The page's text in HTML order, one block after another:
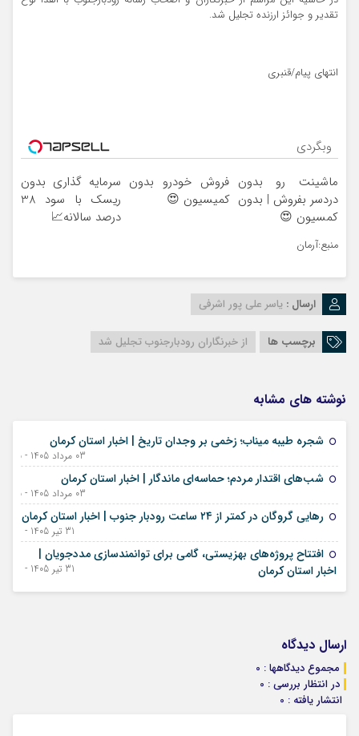
تقدیر و جوائز ارزنده تجلیل شد.
انتهای پیام/قنبری
وبگردی
ماشینت رو بدون
دردسر بفروش | بدون
کمسیون 😍
فروش خودرو بدون
کمیسیون 😍
سرمایه گذاری بدون
ریسک با سود 38
درصد سالانه📈
منبع:آرمان
ارسال : یاسر علی پور اشرفی
برچسب ها از خبرنگاران رودبارجنوب تجلیل شد
نوشته های مشابه
شجره طیبه میناب؛ زخمی بر وجدان تاریخ | اخبار استان کرمان
03 مرداد 1405 - 25 ژوئیه 2026
شب‌های اقتدار مردم؛ حماسه‌ای ماندگار | اخبار استان کرمان
03 مرداد 1405 - 25 ژوئیه 2026
رهایی گروگان در کمتر از ۲۴ ساعت رودبار جنوب | اخبار استان کرمان
31 تیر 1405 - 22 ژوئیه 2026
افتتاح پروژه‌های بهزیستی، گامی برای توانمندسازی مددجویان |
اخبار استان کرمان
31 تیر 1405 - 22 ژوئیه 2026
ارسال دیدگاه
مجموع دیدگاهها : 0
در انتظار بررسی : 0
انتشار یافته : 0